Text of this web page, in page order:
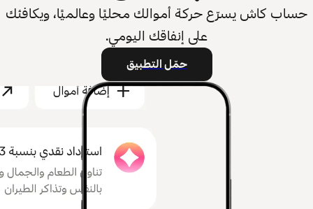
حساب كاش يسرّع حركة أموالك محليًا وعالميًا، ويكافئك
على إنفاقك اليومي.
حمّل التطبيق